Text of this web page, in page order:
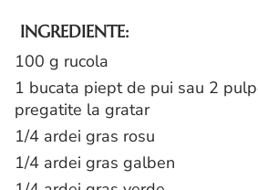
INGREDIENTE:
100 g rucola
1 bucata piept de pui sau 2
pregatite la gratar
1/4 ardei gras rosu
1/4 ardei gras galben